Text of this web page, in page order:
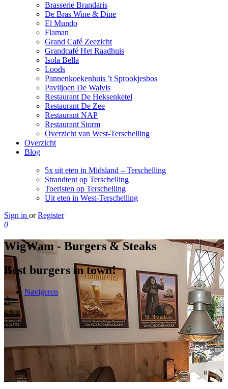
Brasserie Brandaris
De Bras Wine & Dine
El Mundo
Flaman
Grand Café Zeezicht
Grandcafé Het Raadhuis
Isola Bella
Loods
Pannenkoekenhuis ’t Sprookjesbos
Paviljoen De Walvis
Restaurant De Heksenketel
Restaurant De Zee
Restaurant NAP
Restaurant Storm
Overzicht van West-Terschelling
Overzicht
Blog
5x uit eten in Midsland – Terschelling
Strandtent op Terschelling
Toeristen op Terschelling
Uit eten in West-Terschelling
Sign in or Register
0
WigWam - Burgers & Steaks
Best burgers in town!
Navigeren